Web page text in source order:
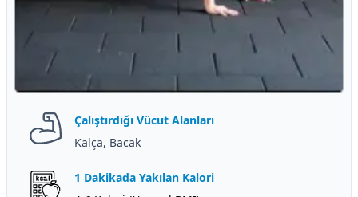
Çalıştırdığı Vücut Alanları
Kalça, Bacak
1 Dakikada Yakılan Kalori